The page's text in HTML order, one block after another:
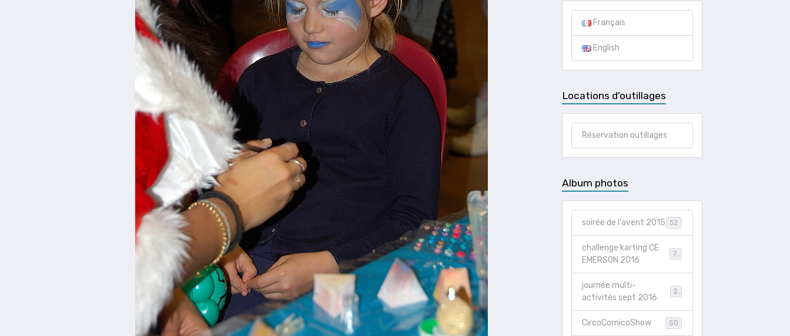
Français
English
Locations d'outillages
Réservation outillages
Album photos
soirée de l'avent 2015 52
challenge karting CE
EMERSON 2016
73
journée multi-
activités sept 2016
21
CircoComicoShow 50